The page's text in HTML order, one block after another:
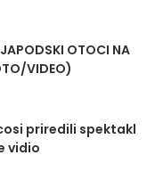
OTOCI NA
VIDEO)
priredili spektakl
vidio